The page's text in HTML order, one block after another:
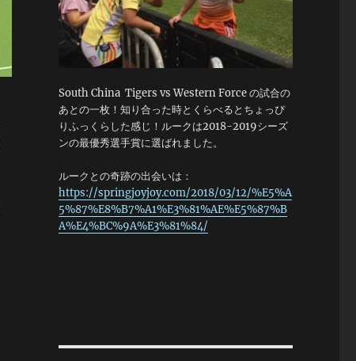
South China Tigers vs Western Force の試合の
あとの一枚！知り合った時とくらべるとちょっぴ
りふっくらした感じ！ルークは2018-2019シーズ
ンの最優秀選手賞に選ばれました。
ルークとの奇跡の出会いは：
https://springjoyjoy.com/2018/03/12/%E5%A
5%87%E8%B7%A1%E3%81%AE%E5%87%B
A%E4%BC%9A%E3%81%84/